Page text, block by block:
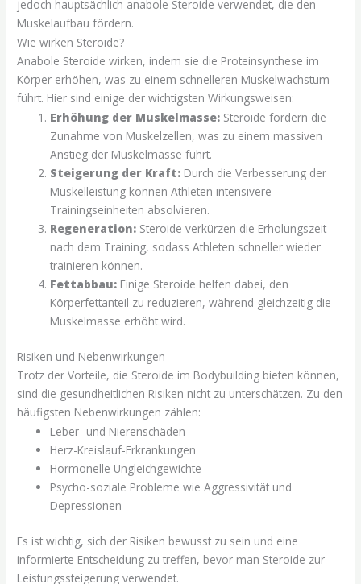
jedoch hauptsächlich anabole Steroide verwendet, die den
Muskelaufbau fördern.
Wie wirken Steroide?
Anabole Steroide wirken, indem sie die Proteinsynthese im
Körper erhöhen, was zu einem schnelleren Muskelwachstum
führt. Hier sind einige der wichtigsten Wirkungsweisen:
Erhöhung der Muskelmasse: Steroide fördern die
Zunahme von Muskelzellen, was zu einem massiven
Anstieg der Muskelmasse führt.
Steigerung der Kraft: Durch die Verbesserung der
Muskelleistung können Athleten intensivere
Trainingseinheiten absolvieren.
Regeneration: Steroide verkürzen die Erholungszeit
nach dem Training, sodass Athleten schneller wieder
trainieren können.
Fettabbau: Einige Steroide helfen dabei, den
Körperfettanteil zu reduzieren, während gleichzeitig die
Muskelmasse erhöht wird.
Risiken und Nebenwirkungen
Trotz der Vorteile, die Steroide im Bodybuilding bieten können,
sind die gesundheitlichen Risiken nicht zu unterschätzen. Zu den
häufigsten Nebenwirkungen zählen:
Leber- und Nierenschäden
Herz-Kreislauf-Erkrankungen
Hormonelle Ungleichgewichte
Psycho-soziale Probleme wie Aggressivität und
Depressionen
Es ist wichtig, sich der Risiken bewusst zu sein und eine
informierte Entscheidung zu treffen, bevor man Steroide zur
Leistungssteigerung verwendet.